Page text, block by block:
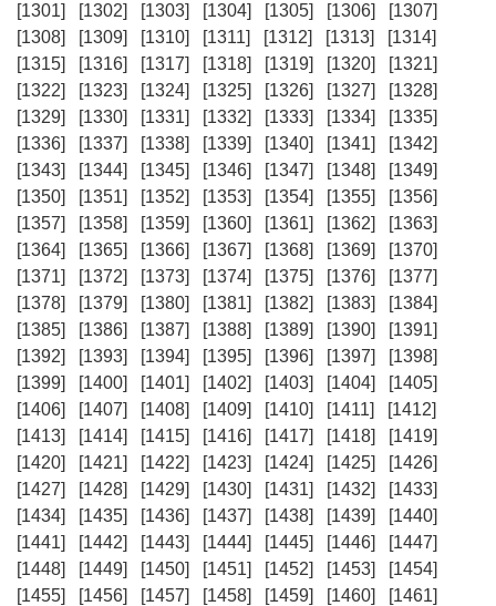
[1301]
[1302] [1303] [1304] [1305] [1306]
[1307]
[1308]
[1309] [1310] [1311] [1312] [1313]
[1314]
[1315]
[1316] [1317] [1318] [1319] [1320]
[1321]
[1322]
[1323] [1324] [1325] [1326] [1327]
[1328]
[1329]
[1330] [1331] [1332] [1333] [1334]
[1335]
[1336]
[1337] [1338] [1339] [1340] [1341]
[1342]
[1343]
[1344] [1345] [1346] [1347] [1348]
[1349]
[1350]
[1351] [1352] [1353] [1354] [1355]
[1356]
[1357]
[1358] [1359] [1360] [1361] [1362]
[1363]
[1364]
[1365] [1366] [1367] [1368] [1369]
[1370]
[1371]
[1372] [1373] [1374] [1375] [1376]
[1377]
[1378]
[1379] [1380] [1381] [1382] [1383]
[1384]
[1385]
[1386] [1387] [1388] [1389] [1390]
[1391]
[1392]
[1393] [1394] [1395] [1396] [1397]
[1398]
[1399]
[1400] [1401] [1402] [1403] [1404]
[1405]
[1406]
[1407] [1408] [1409] [1410] [1411]
[1412]
[1413]
[1414] [1415] [1416] [1417] [1418]
[1419]
[1420]
[1421] [1422] [1423] [1424] [1425]
[1426]
[1427]
[1428] [1429] [1430] [1431] [1432]
[1433]
[1434]
[1435] [1436] [1437] [1438] [1439]
[1440]
[1441]
[1442] [1443] [1444] [1445] [1446]
[1447]
[1448]
[1449] [1450] [1451] [1452] [1453]
[1454]
[1455]
[1456] [1457] [1458] [1459] [1460]
[1461]